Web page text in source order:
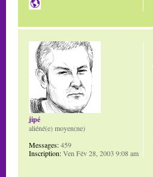
jipé
aliéné(e) moyen(ne)
Messages:459
Inscription:Ven Fév 28, 2003 9:08 am